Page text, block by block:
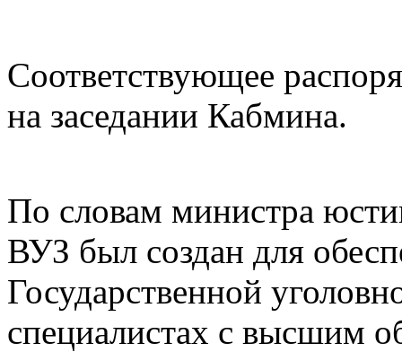
Соответствующее
на заседании Кабмина.
По словам министра
ВУЗ был создан для
Государственной
специалистах с высшим